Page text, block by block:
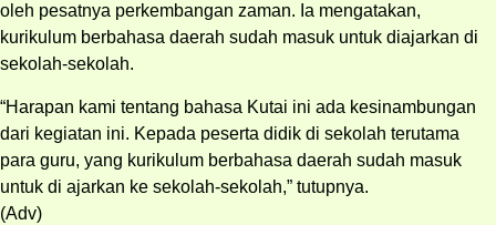
oleh pesatnya perkembangan zaman. Ia mengatakan,
kurikulum berbahasa daerah sudah masuk untuk diajarkan di
sekolah-sekolah.
“Harapan kami tentang bahasa Kutai ini ada kesinambungan
dari kegiatan ini. Kepada peserta didik di sekolah terutama
para guru, yang kurikulum berbahasa daerah sudah masuk
untuk di ajarkan ke sekolah-sekolah,” tutupnya.
(Adv)